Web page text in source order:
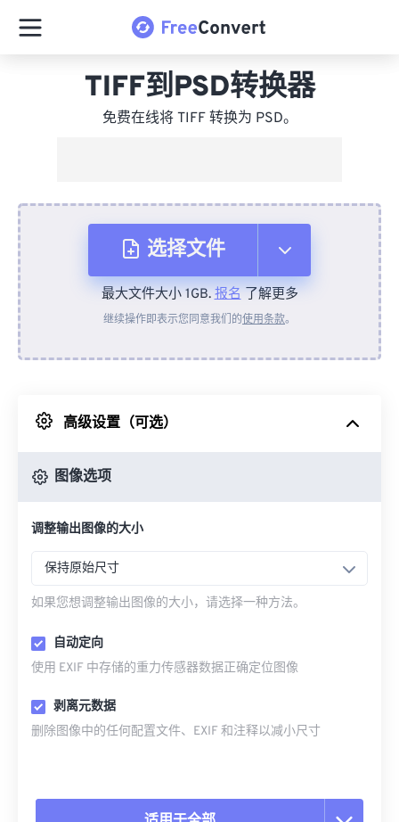
TIFF到PSD转换器
免费在线将 TIFF 转换为 PSD。
选择文件
从设备
来自 Google Drive
最大文件大小 1GB.报名了解更多
继续操作即表示您同意我们的使用条款。
高级设置（可选）
图像选项
调整输出图像的大小
保持原始尺寸
如果您想调整输出图像的大小，请选择一种方法。
自动定向
使用 EXIF 中存储的重力传感器数据正确定位图像
剥离元数据
删除图像中的任何配置文件、EXIF 和注释以减小尺寸